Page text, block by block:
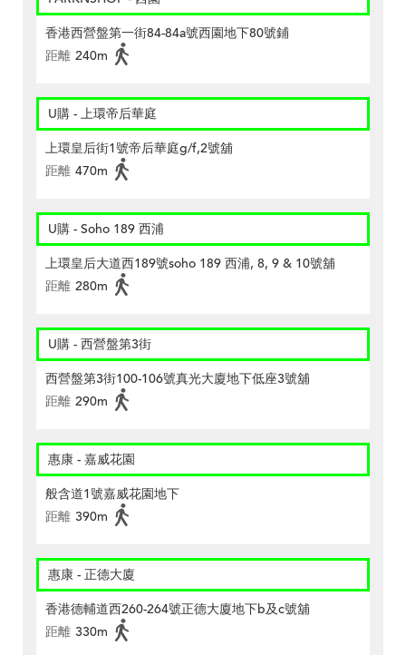
香港西營盤第一街84-84a號西園地下80號鋪
距離 240m
U購 - 上環帝后華庭
上環皇后街1號帝后華庭g/f,2號舖
距離 470m
U購 - Soho 189 西浦
上環皇后大道西189號soho 189 西浦, 8, 9 & 10號舖
距離 280m
U購 - 西營盤第3街
西營盤第3街100-106號真光大廈地下低座3號舖
距離 290m
惠康 - 嘉威花園
般含道1號嘉威花園地下
距離 390m
惠康 - 正德大廈
香港德輔道西260-264號正德大廈地下b及c號舖
距離 330m